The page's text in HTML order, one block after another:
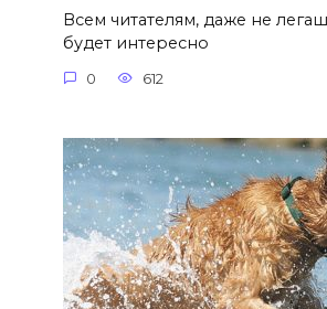
Всем читателям, даже не
будет интересно
0 612